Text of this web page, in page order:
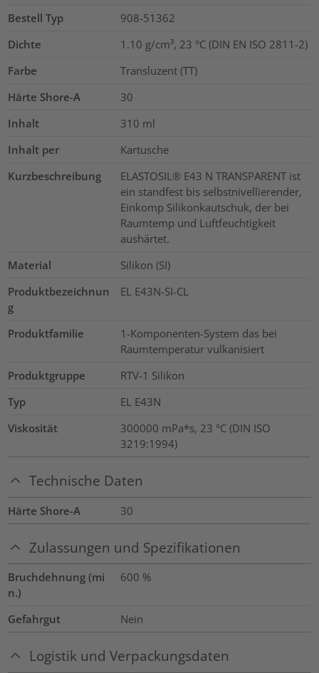
Bestell Typ
908-51362
Dichte
1.10 g/cm³, 23 °C (DIN EN ISO 2811-2)
Farbe
Transluzent (TT)
Härte Shore-A
30
Inhalt
310 ml
Inhalt per
Kartusche
Kurzbeschreibung
ELASTOSIL® E43 N TRANSPARENT ist
ein standfest bis selbstnivellierender,
Einkomp Silikonkautschuk, der bei
Raumtemp und Luftfeuchtigkeit
aushärtet.
Material
Silikon (SI)
Produktbezeichnun
g
EL E43N-SI-CL
Produktfamilie
1-Komponenten-System das bei
Raumtemperatur vulkanisiert
Produktgruppe
RTV-1 Silikon
Typ
EL E43N
Viskosität
300000 mPa*s, 23 °C (DIN ISO
3219:1994)
Technische Daten
Härte Shore-A 30
Zulassungen und Spezifikationen
Bruchdehnung (mi
n.)
600 %
Gefahrgut Nein
Logistik und Verpackungsdaten